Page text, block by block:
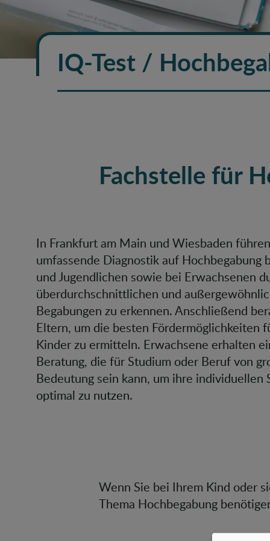
IQ-Test /
Fachstelle für
In Frankfurt am Main und Wiesbaden
umfassende Diagnostik auf Hochbegabung
und Jugendlichen sowie bei Erwachsenen
überdurchschnittlichen und
Begabungen zu erkennen. Anschließend
Eltern, um die besten Fördermöglichkeiten
Kinder zu ermitteln. Erwachsene erhalten
Beratung, die für Studium oder Beruf von
Bedeutung sein kann, um ihre individuellen
optimal zu nutzen.
Wenn Sie bei Ihrem Kind oder
Thema Hochbegabung